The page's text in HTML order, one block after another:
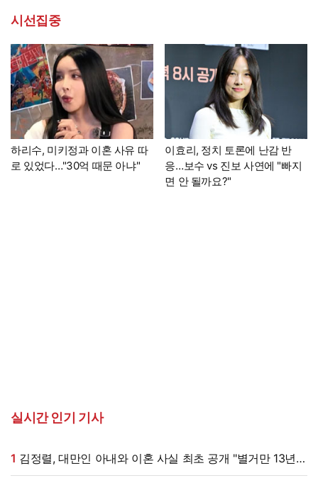
시선집중
하리수, 미키정과 이혼 사유 따
로 있었다…"30억 때문 아냐"
이효리, 정치 토론에 난감 반
응…보수 vs 진보 사연에 "빠지
면 안 될까요?"
실시간 인기 기사
1
(데이앤나잇)